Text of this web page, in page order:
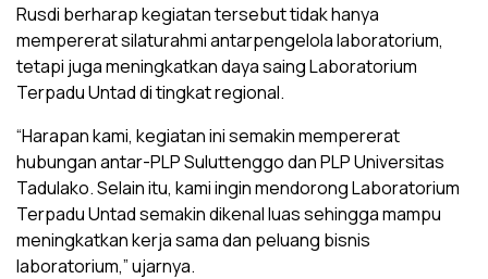
Rusdi berharap kegiatan tersebut tidak hanya
mempererat silaturahmi antarpengelola laboratorium,
tetapi juga meningkatkan daya saing Laboratorium
Terpadu Untad di tingkat regional.
“Harapan kami, kegiatan ini semakin mempererat
hubungan antar-PLP Suluttenggo dan PLP Universitas
Tadulako. Selain itu, kami ingin mendorong Laboratorium
Terpadu Untad semakin dikenal luas sehingga mampu
meningkatkan kerja sama dan peluang bisnis
laboratorium,” ujarnya.